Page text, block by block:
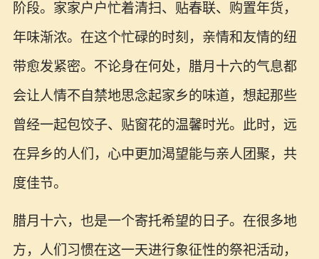
阶段。家家户户忙着清扫、贴春联、购置年货，
年味渐浓。在这个忙碌的时刻，亲情和友情的纽
带愈发紧密。不论身在何处，腊月十六的气息都
会让人情不自禁地思念起家乡的味道，想起那些
曾经一起包饺子、贴窗花的温馨时光。此时，远
在异乡的人们，心中更加渴望能与亲人团聚，共
度佳节。
腊月十六，也是一个寄托希望的日子。在很多地
方，人们习惯在这一天进行象征性的祭祀活动，